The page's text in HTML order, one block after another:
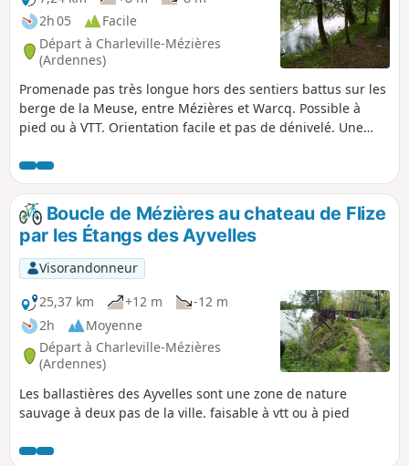
2h 05
Facile
Départ à Charleville-Mézières
(Ardennes)
Promenade pas très longue hors des sentiers battus sur les
berge de la Meuse, entre Mézières et Warcq. Possible à
pied ou à VTT. Orientation facile et pas de dénivelé. Une
Sormonne mais la majorité de la balade est dans la nature.
Boucle de Mézières au chateau de Flize
par les Étangs des Ayvelles
Visorandonneur
25,37 km
+12 m
-12 m
2h
Moyenne
Départ à Charleville-Mézières
(Ardennes)
Les ballastières des Ayvelles sont une zone de nature
sauvage à deux pas de la ville. faisable à vtt ou à pied